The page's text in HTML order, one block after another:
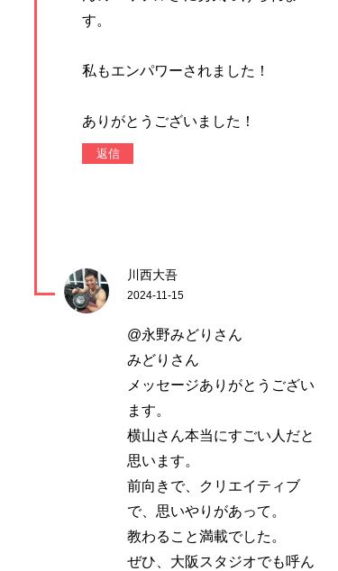
す。
私もエンパワーされました！
ありがとうございました！
返信
川西大吾
2024-11-15
@永野みどりさん
みどりさん
メッセージありがとうござい
ます。
横山さん本当にすごい人だと
思います。
前向きで、クリエイティブ
で、思いやりがあって。
教わること満載でした。
ぜひ、大阪スタジオでも呼ん